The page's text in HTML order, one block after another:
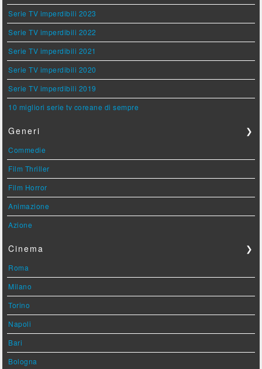
Serie TV imperdibili 2023
Serie TV imperdibili 2022
Serie TV imperdibili 2021
Serie TV imperdibili 2020
Serie TV imperdibili 2019
10 migliori serie tv coreane di sempre
Generi ❯
Commedie
Film Thriller
Film Horror
Animazione
Azione
Cinema ❯
Roma
Milano
Torino
Napoli
Bari
Bologna